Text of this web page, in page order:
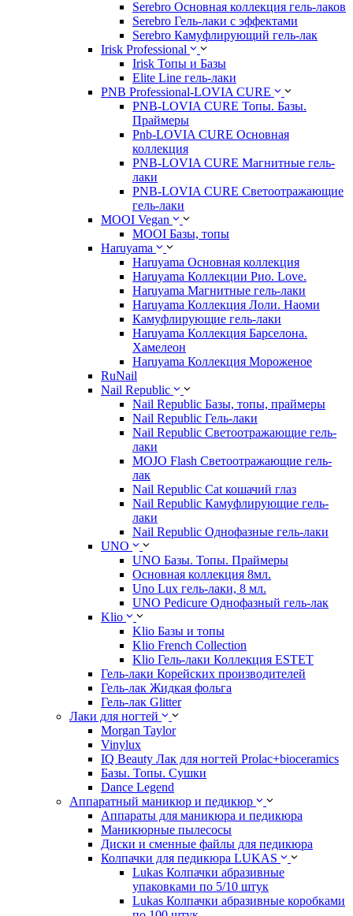
Serebro Основная коллекция гель-лаков
Serebro Гель-лаки с эффектами
Serebro Камуфлирующий гель-лак
Irisk Professional
Irisk Топы и Базы
Elite Line гель-лаки
PNB Professional-LOVIA CURE
PNB-LOVIA CURE Топы. Базы.
Праймеры
Pnb-LOVIA CURE Основная
коллекция
PNB-LOVIA CURE Магнитные гель-
лаки
PNB-LOVIA CURE Cветоотражающие
гель-лаки
MOOI Vegan
MOOI Базы, топы
Haruyama
Haruyama Основная коллекция
Haruyama Коллекции Рио. Love.
Haruyama Магнитные гель-лаки
Haruyama Коллекция Лоли. Наоми
Камуфлирующие гель-лаки
Haruyama Коллекция Барселона.
Хамелеон
Haruyama Коллекция Мороженое
RuNail
Nail Republic
Nail Republic Базы, топы, праймеры
Nail Republic Гель-лаки
Nail Republic Светоотражающие гель-
лаки
MOJO Flash Светоотражающие гель-
лак
Nail Republic Cat кошачий глаз
Nail Republic Камуфлирующие гель-
лаки
Nail Republic Однофазные гель-лаки
UNO
UNO Базы. Топы. Праймеры
Основная коллекция 8мл.
Uno Lux гель-лаки, 8 мл.
UNO Pedicure Однофазный гель-лак
Klio
Klio Базы и топы
Klio French Collection
Klio Гель-лаки Коллекция ESTET
Гель-лаки Корейских производителей
Гель-лак Жидкая фольга
Гель-лак Glitter
Лаки для ногтей
Morgan Taylor
Vinylux
IQ Beauty Лак для ногтей Prolac+bioceramics
Базы. Топы. Сушки
Dance Legend
Аппаратный маникюр и педикюр
Аппараты для маникюра и педикюра
Маникюрные пылесосы
Диски и сменные файлы для педикюра
Колпачки для педикюра LUKAS
Lukas Колпачки абразивные
упаковками по 5/10 штук
Lukas Колпачки абразивные коробками